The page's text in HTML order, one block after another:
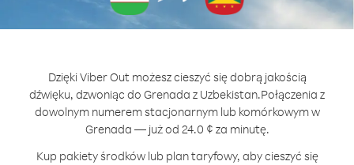
Dzięki Viber Out możesz cieszyć się dobrą jakością
dźwięku, dzwoniąc do Grenada z Uzbekistan.Połączenia z
dowolnym numerem stacjonarnym lub komórkowym w
Grenada — już od 24.0 ¢ za minutę.
Kup pakiety środków lub plan taryfowy, aby cieszyć się